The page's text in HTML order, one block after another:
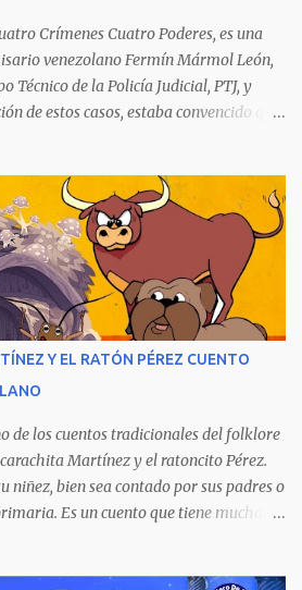
Kasparov: El Ogro de Baku...
Crímenes Cuatro Poderes, es una
venezolano Fermín Mármol León,
Técnico de la Policía Judicial, PTJ, y
de estos casos, estaba convencido que
precisamente una obra literaria, esta
se transformó en un autentico Bestseller
tres ediciones por su
detalla, cambiando los nombres de los
que conmocionaron a la sociedad
autores quedaron en libertad, pese a
suficientes de culpabilidad. La
poder judicial y de la sociedad
Y EL RATÓN PÉREZ CUENTO
de los cuentos tradicionales del folklore
Martínez y el ratoncito Pérez.
niñez, bien sea contado por sus padres o
Es un cuento que tiene muchas